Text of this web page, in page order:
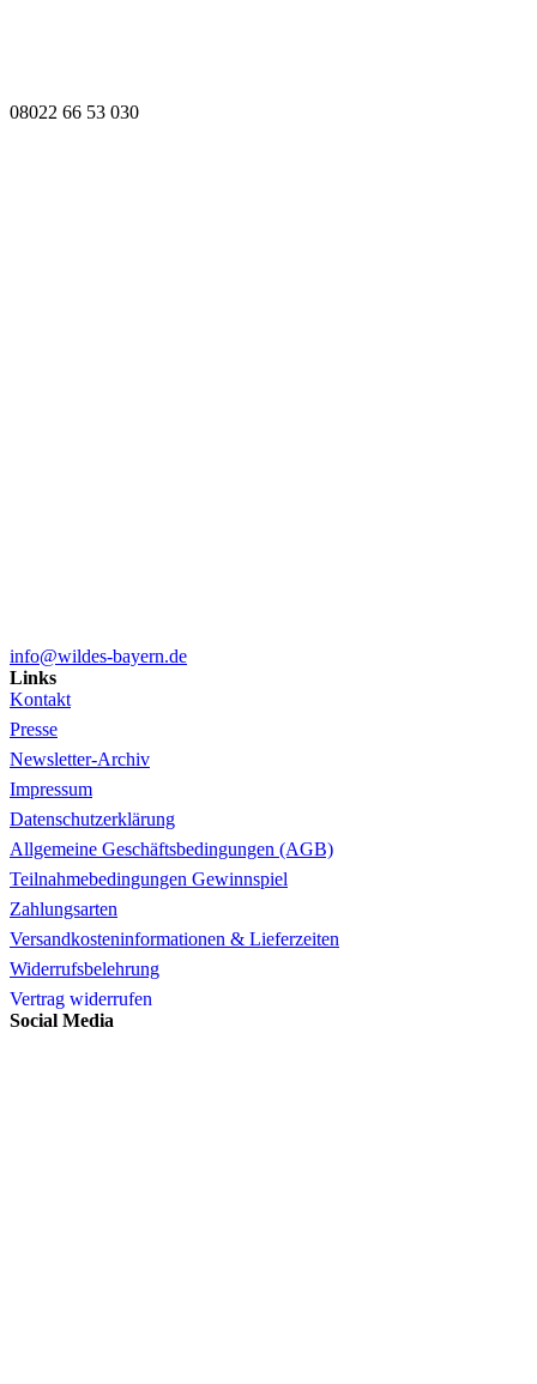
08022 66 53 030
info@wildes-bayern.de
Links
Kontakt
Presse
Newsletter-Archiv
Impressum
Datenschutzerklärung
Allgemeine Geschäftsbedingungen (AGB)
Teilnahmebedingungen Gewinnspiel
Zahlungsarten
Versandkosteninformationen & Lieferzeiten
Widerrufsbelehrung
Vertrag widerrufen
Social Media